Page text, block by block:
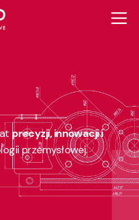
precyzji, innowacji i
przemysłowej.